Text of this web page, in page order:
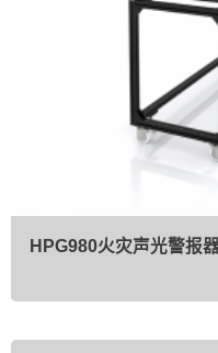
HPG980火灾声光警报